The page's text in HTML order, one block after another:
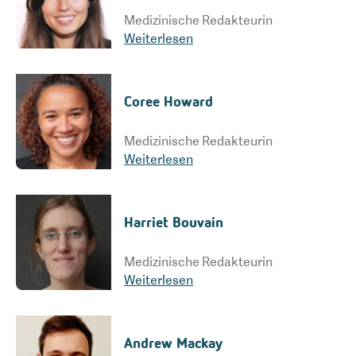
Medizinische Redakteurin
Weiterlesen
Coree Howard
Medizinische Redakteurin
Weiterlesen
Harriet Bouvain
Medizinische Redakteurin
Weiterlesen
Andrew Mackay